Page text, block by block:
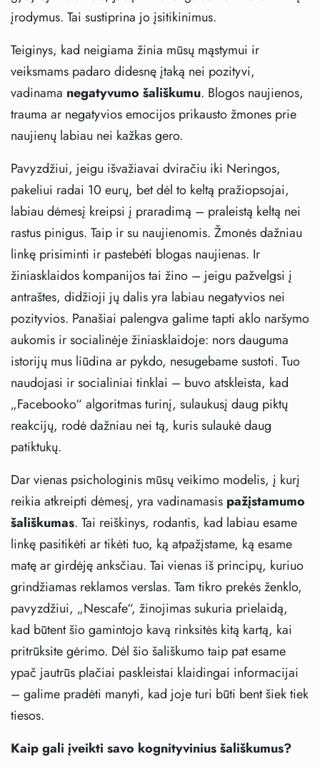
įrodymus. Tai sustiprina jo įsitikinimus.
Teiginys, kad neigiama žinia mūsų mąstymui ir
veiksmams padaro didesnę įtaką nei pozityvi,
vadinama negatyvumo šališkumu. Blogos naujienos,
trauma ar negatyvios emocijos prikausto žmones prie
naujienų labiau nei kažkas gero.
Pavyzdžiui, jeigu išvažiavai dviračiu iki Neringos,
pakeliui radai 10 eurų, bet dėl to keltą pražiopsojai,
labiau dėmesį kreipsi į praradimą – praleistą keltą nei
rastus pinigus. Taip ir su naujienomis. Žmonės dažniau
linkę prisiminti ir pastebėti blogas naujienas. Ir
žiniasklaidos kompanijos tai žino – jeigu pažvelgsi į
antraštes, didžioji jų dalis yra labiau negatyvios nei
pozityvios. Panašiai palengva galime tapti aklo naršymo
aukomis ir socialinėje žiniasklaidoje: nors dauguma
istorijų mus liūdina ar pykdo, nesugebame sustoti. Tuo
naudojasi ir socialiniai tinklai – buvo atskleista, kad
„Facebooko“ algoritmas turinį, sulaukusį daug piktų
reakcijų, rodė dažniau nei tą, kuris sulaukė daug
patiktukų.
Dar vienas psichologinis mūsų veikimo modelis, į kurį
reikia atkreipti dėmesį, yra vadinamasis pažįstamumo
šališkumas. Tai reiškinys, rodantis, kad labiau esame
linkę pasitikėti ar tikėti tuo, ką atpažįstame, ką esame
matę ar girdėję anksčiau. Tai vienas iš principų, kuriuo
grindžiamas reklamos verslas. Tam tikro prekės ženklo,
pavyzdžiui, „Nescafe“, žinojimas sukuria prielaidą,
kad būtent šio gamintojo kavą rinksitės kitą kartą, kai
pritrūksite gėrimo. Dėl šio šališkumo taip pat esame
ypač jautrūs plačiai paskleistai klaidingai informacijai
– galime pradėti manyti, kad joje turi būti bent šiek tiek
tiesos.
Kaip gali įveikti savo kognityvinius šališkumus?